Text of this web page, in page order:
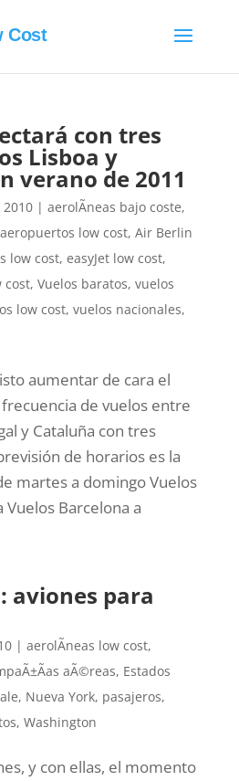
Cost
con tres
Lisboa y
verano de 2011
2010| aerolÃ­neas bajo coste,
aeropuertos low cost, Air Berlin
low cost, easyJet low cost,
cost, Vuelos baratos, vuelos
low cost, vuelos nacionales,
aumentar de cara el
de vuelos entre
y Cataluña con tres
de horarios es la
martes a domingo Vuelos
Vuelos Barcelona a
aviones para
| aerolÃ­neas low cost,
aÃ©reas, Estados
, Nueva York, pasajeros,
, Washington
y con ellas, el momento